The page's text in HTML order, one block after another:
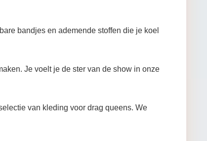
bandjes en ademende stoffen die je koel
Je voelt je de ster van de show in onze
van kleding voor drag queens. We